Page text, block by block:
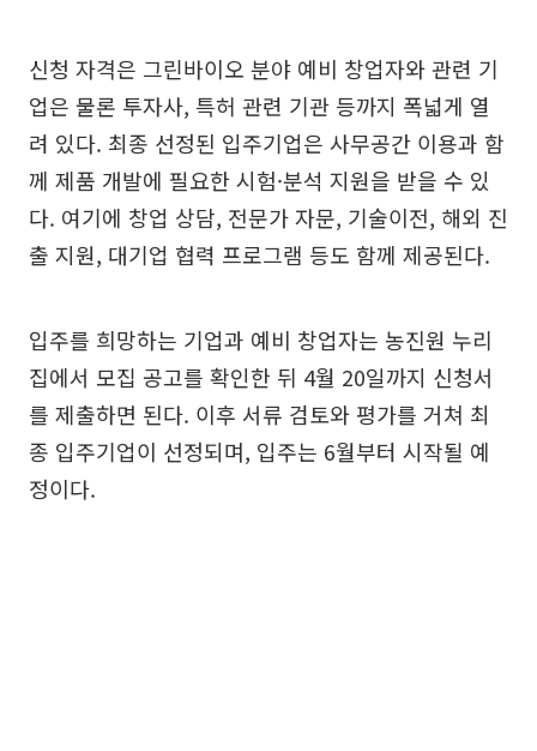
신청 자격은 그린바이오 분야 예비 창업자와 관련 기
업은 물론 투자사, 특허 관련 기관 등까지 폭넓게 열
려 있다. 최종 선정된 입주기업은 사무공간 이용과 함
께 제품 개발에 필요한 시험·분석 지원을 받을 수 있
다. 여기에 창업 상담, 전문가 자문, 기술이전, 해외 진
출 지원, 대기업 협력 프로그램 등도 함께 제공된다.
입주를 희망하는 기업과 예비 창업자는 농진원 누리
집에서 모집 공고를 확인한 뒤 4월 20일까지 신청서
를 제출하면 된다. 이후 서류 검토와 평가를 거쳐 최
종 입주기업이 선정되며, 입주는 6월부터 시작될 예
정이다.